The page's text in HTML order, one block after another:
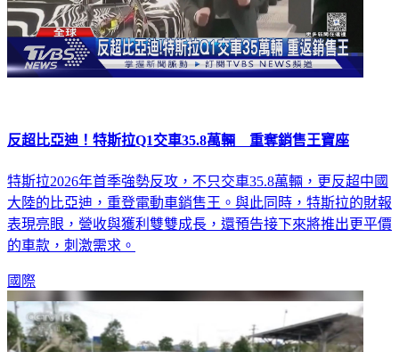
反超比亞迪！特斯拉Q1交車35.8萬輛 重奪銷售王寶座
特斯拉2026年首季強勢反攻，不只交車35.8萬輛，更反超中國
大陸的比亞迪，重登電動車銷售王。與此同時，特斯拉的財報
表現亮眼，營收與獲利雙雙成長，還預告接下來將推出更平價
的車款，刺激需求。
國際